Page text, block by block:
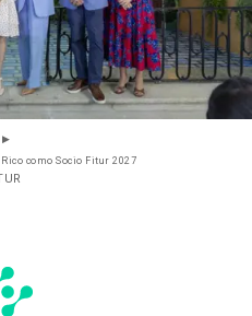
como Socio Fitur 2027